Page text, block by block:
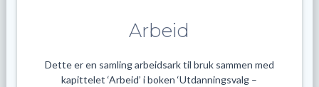
Arbeid
Dette er en samling arbeidsark til bruk sammen med
kapittelet ‘Arbeid’ i boken ‘Utdanningsvalg –